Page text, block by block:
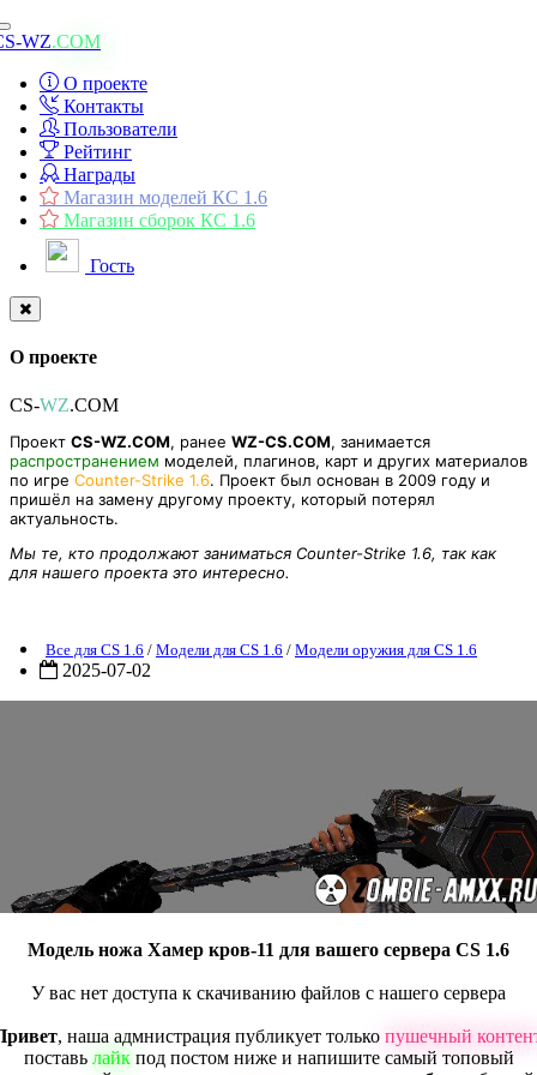
Toggle
navigation
WZ.COM
О проекте
Контакты
Пользователи
Рейтинг
Награды
Магазин моделей КС 1.6
Магазин сборок КС 1.6
Гость
О проекте
CS-WZ.COM
Проект CS-WZ.COM, ранее WZ-CS.COM, занимается
распространением моделей, плагинов, карт и других материалов
по игре Counter-Strike 1.6. Проект был основан в 2009 году и
пришёл на замену другому проекту, который потерял
актуальность.
Мы те, кто продолжают заниматься Counter-Strike 1.6, так как
для нашего проекта это интересно.
Все для CS 1.6 / Модели для CS 1.6 / Модели оружия для CS 1.6
2025-07-02
Модель ножа Хамер кров-11 для вашего сервера CS 1.6
У вас нет доступа к скачиванию файлов с нашего сервера
, наша адмнистрация публикует только пушечный
поставь лайкпод постом ниже и напишите самый топовый